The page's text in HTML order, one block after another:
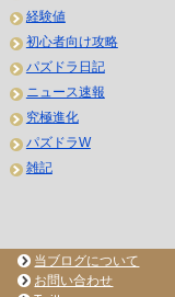
経験値
初心者向け攻略
パズドラ日記
ニュース速報
究極進化
パズドラW
雑記
当ブログについて
お問い合わせ